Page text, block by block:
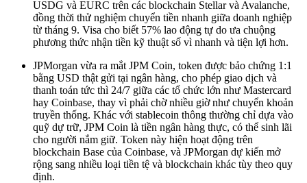
USDG và EURC trên các blockchain Stellar và Avalanche,
đồng thời thử nghiệm chuyển tiền nhanh giữa doanh nghiệp
từ tháng 9. Visa cho biết 57% lao động tự do ưa chuộng
phương thức nhận tiền kỹ thuật số vì nhanh và tiện lợi hơn.
JPMorgan vừa ra mắt JPM Coin, token được bảo chứng 1:1
bằng USD thật gửi tại ngân hàng, cho phép giao dịch và
thanh toán tức thì 24/7 giữa các tổ chức lớn như Mastercard
hay Coinbase, thay vì phải chờ nhiều giờ như chuyển khoản
truyền thống. Khác với stablecoin thông thường chỉ dựa vào
quỹ dự trữ, JPM Coin là tiền ngân hàng thực, có thể sinh lãi
cho người nắm giữ. Token này hiện hoạt động trên
blockchain Base của Coinbase, và JPMorgan dự kiến mở
rộng sang nhiều loại tiền tệ và blockchain khác tùy theo quy
định.